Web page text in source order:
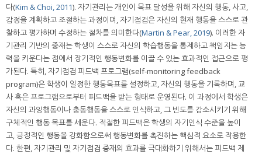
다(Kim & Choi, 2011). 자기관리는 개인이 목표 달성을 위해 자신의 행동, 사고,
감정을 계획하고 조절하는 과정이며, 자기점검은 자신의 현재 행동을 스스로 관
찰하고 평가하며 수정하는 절차를 의미한다(Martin & Pear, 2019). 이러한 자
기관리 기반의 중재는 학생이 스스로 자신의 학습행동을 통제하고 책임지는 능
력을 키운다는 점에서 장기적인 행동변화를 이끌 수 있는 효과적인 접근으로 평
가된다. 특히, 자기점검 피드백 프로그램(self-monitoring feedback
program)은 학생이 일정한 행동목표를 설정하고, 자신의 행동을 기록하며, 교
사 혹은 프로그램으로부터 피드백을 받는 형태로 운영된다. 이 과정에서 학생은
자신의 과잉행동이나 충동행동을 스스로 인식하고, 그 빈도를 감소시키기 위해
구체적인 행동 목표를 세운다. 적절한 피드백은 학생의 자기인식 수준을 높이
고, 긍정적인 행동을 강화함으로써 행동변화를 촉진하는 핵심적 요소로 작용한
다. 한편, 자기관리 및 자기점검 중재의 효과를 극대화하기 위해서는 피드백 제